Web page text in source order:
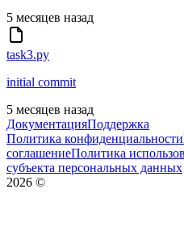
5 месяцев назад
task3.py
initial commit
5 месяцев назад
ДокументацияПоддержка
Политика конфиденциальности
соглашениеПолитика
субъекта персональных данных
2026 ©